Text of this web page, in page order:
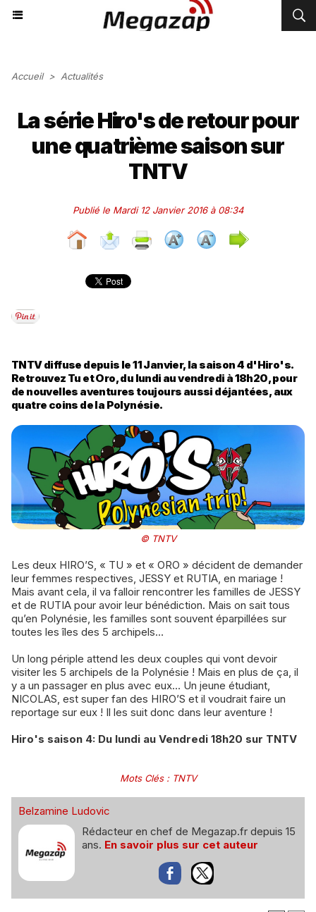
Accueil > Actualités
La série Hiro's de retour pour
une quatrième saison sur
TNTV
Publié le Mardi 12 Janvier 2016 à 08:34
TNTV diffuse depuis le 11 Janvier, la saison 4 d'Hiro's.
Retrouvez Tu et Oro, du lundi au vendredi à 18h20, pour
de nouvelles aventures toujours aussi déjantées, aux
quatre coins de la Polynésie.
© TNTV
Les deux HIRO’S, « TU » et « ORO » décident de demander
leur femmes respectives, JESSY et RUTIA, en mariage !
Mais avant cela, il va falloir rencontrer les familles de JESSY
et de RUTIA pour avoir leur bénédiction. Mais on sait tous
qu’en Polynésie, les familles sont souvent éparpillées sur
toutes les îles des 5 archipels…
Un long périple attend les deux couples qui vont devoir
visiter les 5 archipels de la Polynésie ! Mais en plus de ça, il
y a un passager en plus avec eux… Un jeune étudiant,
NICOLAS, est super fan des HIRO’S et il voudrait faire un
reportage sur eux ! Il les suit donc dans leur aventure !
Hiro's saison 4: Du lundi au Vendredi 18h20 sur TNTV
Mots Clés: TNTV
Belzamine Ludovic
Rédacteur en chef de Megazap.fr depuis 15
ans. En savoir plus sur cet auteur